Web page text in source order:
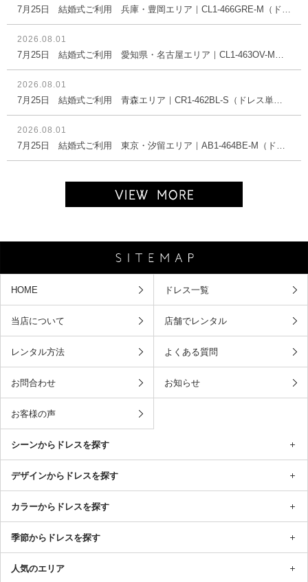
7月25日 結婚式ご利用 兵庫・豊岡エリア｜CL1-466GRE-M（ドレス単品）
2026.08.01
7月25日 結婚式ご利用 愛知県・名古屋エリア｜CL1-463OV-M（ドレス単品）
2026.08.01
7月25日 結婚式ご利用 青森エリア｜CR1-462BL-S（ドレス単品）
2026.08.01
7月25日 結婚式ご利用 東京・汐留エリア｜AB1-464BE-M（ドレス単品）
HOME ドレス一覧
当店について 店舗でレンタル
レンタル方法 よくある質問
お問合わせ お知らせ
お客様の声
シーンからドレスを探す
デザインからドレスを探す
カラーからドレスを探す
季節からドレスを探す
人気のエリア